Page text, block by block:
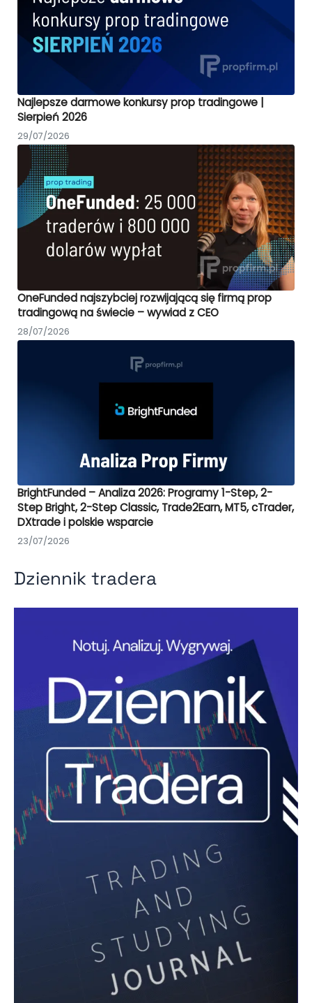
Najlepsze darmowe konkursy prop tradingowe |
Sierpień 2026
29/07/2026
OneFunded najszybciej rozwijającą się firmą prop
tradingową na świecie – wywiad z CEO
28/07/2026
BrightFunded – Analiza 2026: Programy 1-Step, 2-
Step Bright, 2-Step Classic, Trade2Earn, MT5, cTrader,
DXtrade i polskie wsparcie
23/07/2026
Dziennik tradera